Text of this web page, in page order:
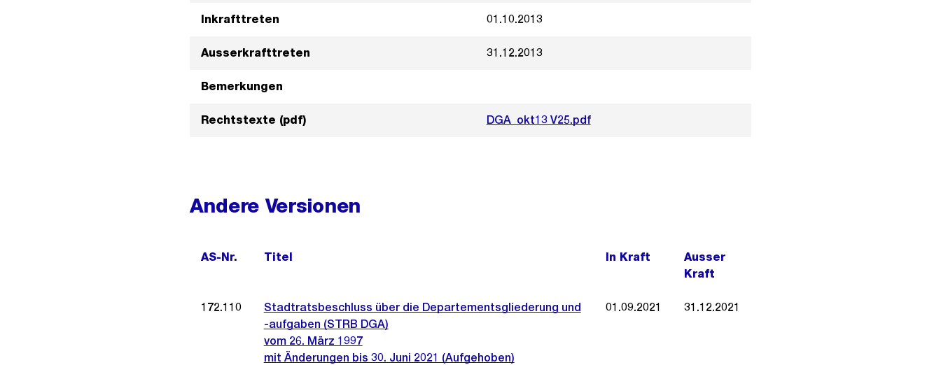
Inkrafttreten 01.10.2013
Ausserkrafttreten 31.12.2013
Bemerkungen
Rechtstexte (pdf) DGA_okt13 V25.pdf
Andere Versionen
AS-Nr. Titel In Kraft
Ausser
Kraft
172.110
Stadtratsbeschluss über die Departementsgliederung und
-aufgaben (STRB DGA)
vom 26. März 1997
mit Änderungen bis 30. Juni 2021 (Aufgehoben)
01.09.2021 31.12.2021